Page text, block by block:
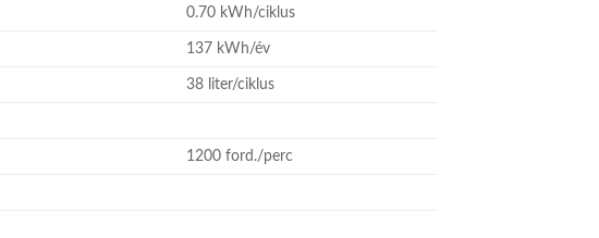
0.70 kWh/ciklus
137 kWh/év
38 liter/ciklus
1200 ford./perc